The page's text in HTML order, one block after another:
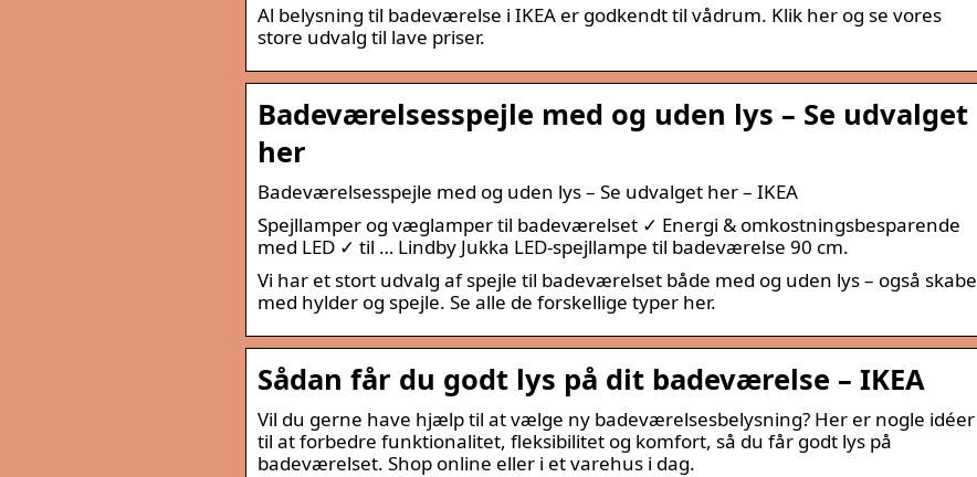
Al belysning til badeværelse i IKEA er godkendt til vådrum. Klik her og se vores
store udvalg til lave priser.
Badeværelsesspejle med og uden lys – Se udvalget
her
Badeværelsesspejle med og uden lys – Se udvalget her – IKEA
Spejllamper og væglamper til badeværelset ✓ Energi & omkostningsbesparende
med LED ✓ til … Lindby Jukka LED-spejllampe til badeværelse 90 cm.
Vi har et stort udvalg af spejle til badeværelset både med og uden lys – også skabe
med hylder og spejle. Se alle de forskellige typer her.
Sådan får du godt lys på dit badeværelse – IKEA
Vil du gerne have hjælp til at vælge ny badeværelsesbelysning? Her er nogle idéer
til at forbedre funktionalitet, fleksibilitet og komfort, så du får godt lys på
badeværelset. Shop online eller i et varehus i dag.